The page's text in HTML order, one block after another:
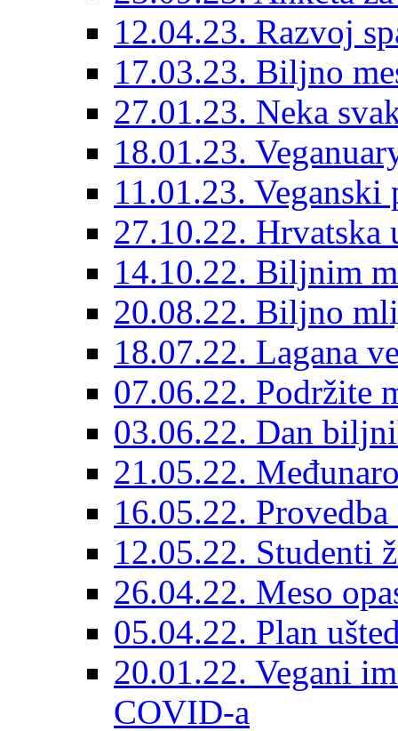
12.04.23. Razvoj
17.03.23. Biljno
27.01.23. Neka
18.01.23.
11.01.23.
27.10.22. Hrvatska
14.10.22. Biljnim
20.08.22. Biljno
18.07.22. Lagana
07.06.22. Podržite
03.06.22. Dan
21.05.22.
16.05.22.
12.05.22. Studenti
26.04.22. Meso
05.04.22. Plan
20.01.22. Vegani
COVID-a